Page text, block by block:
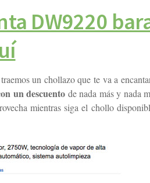
DW9220
un chollazo que te va a
un descuento de nada más y nada
mientras siga el chollo